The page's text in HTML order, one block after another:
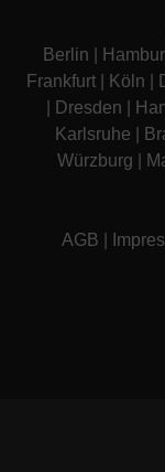
Berlin
Frankfurt| Köln
Dresden
Karlsruhe
Würzburg
AGB